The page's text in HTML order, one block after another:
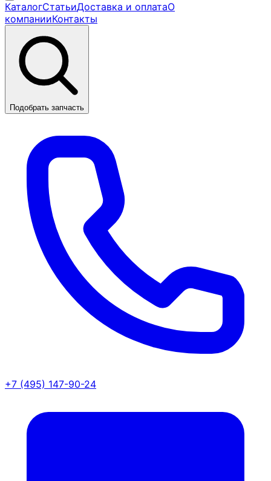
КаталогСтатьиДоставка и оплатаО
компанииКонтакты
Подобрать запчасть
+7 (495) 147-90-24